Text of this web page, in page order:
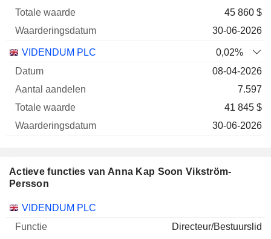
45 860 $
30-06-2026
VIDENDUM PLC
0,02%
08-04-2026
7.597
41 845 $
30-06-2026
Actieve functies van Anna Kap Soon Vikström-
Persson
Bedrijven Functie Begin
VIDENDUM PLC
Directeur/Bestuurslid